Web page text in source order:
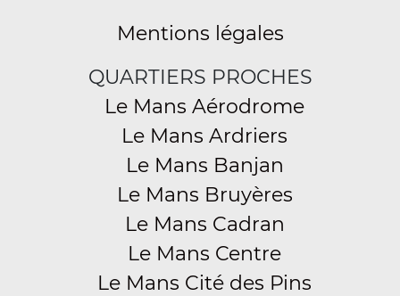
Mentions légales
QUARTIERS PROCHES
Le Mans Aérodrome
Le Mans Ardriers
Le Mans Banjan
Le Mans Bruyères
Le Mans Cadran
Le Mans Centre
Le Mans Cité des Pins